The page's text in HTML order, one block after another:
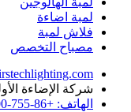
لمبة اضاءة
فلاش لمبة
مصباح التخصص
شركة الإضاءة
الهاتف: +86-755-28022000 داخلي 209